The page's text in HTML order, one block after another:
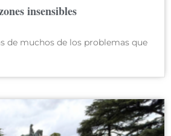
insensibles
de muchos de los problemas que